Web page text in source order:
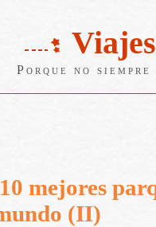
Porque no
mejores
(II)